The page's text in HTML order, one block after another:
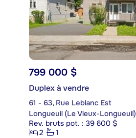
799 000 $
Duplex à vendre
61 - 63, Rue Leblanc Est
Longueuil (Le Vieux-Longueuil)
Rev. bruts pot. : 39 600 $
2
1